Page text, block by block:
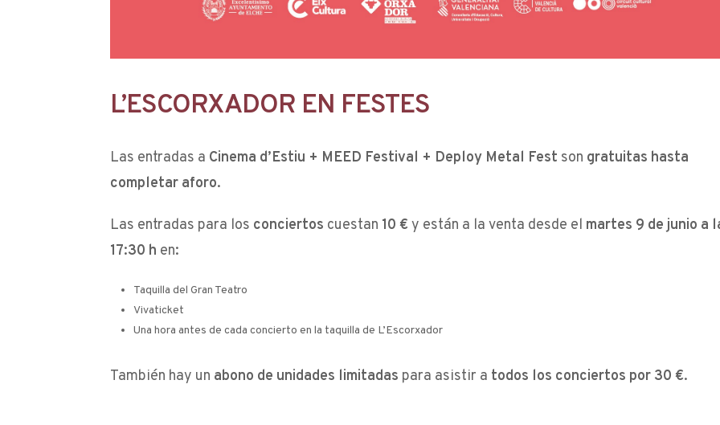
L’ESCORXADOR EN FESTES
Las entradas a Cinema d’Estiu + MEED Festival + Deploy Metal Fest son gratuitas hasta
completar aforo.
Las entradas para los conciertos cuestan 10 €y están a la venta desde el martes 9 de junio a
17:30 h en:
Taquilla del Gran Teatro
Vivaticket
Una hora antes de cada concierto en la taquilla de L’Escorxador
También hay un abono de unidades limitadas para asistir a todos los conciertos por 30 €.